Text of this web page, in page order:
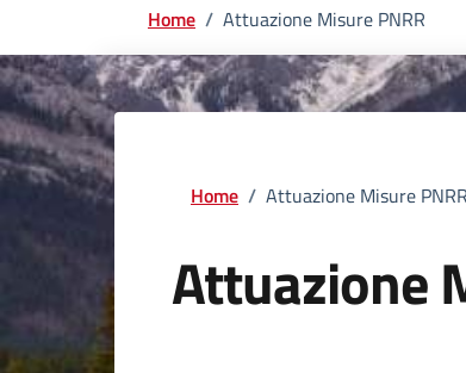
Home / Attuazione Misure PNRR
Home / Attuazione Misure PNRR
Attuazione